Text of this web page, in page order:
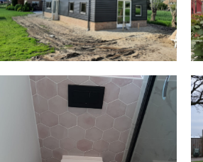
BADKAMER
PLAATSEN DAKKAPEL EN
REALISATIE VLIERING EN
SLAAPKAMERS OP DE